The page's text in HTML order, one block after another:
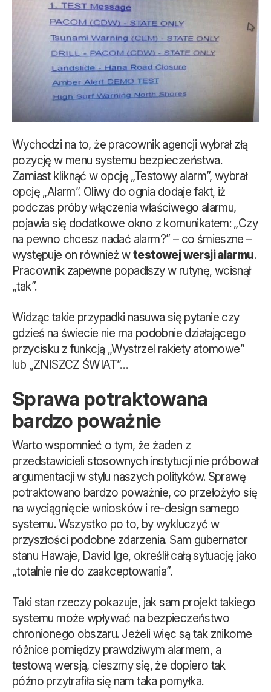
Wychodzi na to, że pracownik agencji wybrał złą
pozycję w menu systemu bezpieczeństwa.
Zamiast kliknąć w opcję „Testowy alarm”, wybrał
opcję „Alarm”. Oliwy do ognia dodaje fakt, iż
podczas próby włączenia właściwego alarmu,
pojawia się dodatkowe okno z komunikatem: „Czy
na pewno chcesz nadać alarm?” – co śmieszne –
występuje on również wtestowej wersji alarmu.
Pracownik zapewne popadłszy w rutynę, wcisnął
„tak”.
Widząc takie przypadki nasuwa się pytanie czy
gdzieś na świecie nie ma podobnie działającego
przycisku z funkcją „Wystrzel rakiety atomowe”
lub „ZNISZCZ ŚWIAT”…
Sprawa potraktowana
bardzo poważnie
Warto wspomnieć o tym, że żaden z
przedstawicieli stosownych instytucji nie próbował
argumentacji w stylu naszych polityków. Sprawę
potraktowano bardzo poważnie, co przełożyło się
na wyciągnięcie wniosków i re-design samego
systemu. Wszystko po to, by wykluczyć w
przyszłości podobne zdarzenia. Sam gubernator
stanu Hawaje, David Ige, określił całą sytuację jako
„totalnie nie do zaakceptowania”.
Taki stan rzeczy pokazuje, jak sam projekt takiego
systemu może wpływać na bezpieczeństwo
chronionego obszaru. Jeżeli więc są tak znikome
różnice pomiędzy prawdziwym alarmem, a
testową wersją, cieszmy się, że dopiero tak
późno przytrafiła się nam taka pomyłka.